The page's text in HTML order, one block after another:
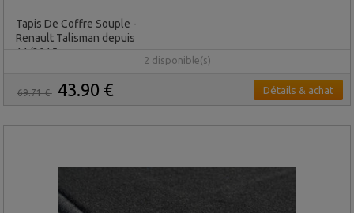
Tapis De Coffre Souple -
Renault Talisman depuis
11/2015
2 disponible(s)
69.71 € 43.90 € Détails & achat